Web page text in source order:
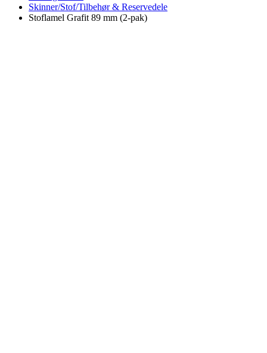
Skinner/Stof/Tilbehør & Reservedele
Stoflamel Grafit 89 mm (2-pak)